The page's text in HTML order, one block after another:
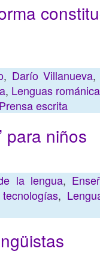
, Darío Villanueva,
, Lenguas
Prensa escrita
para niños
la lengua,
,